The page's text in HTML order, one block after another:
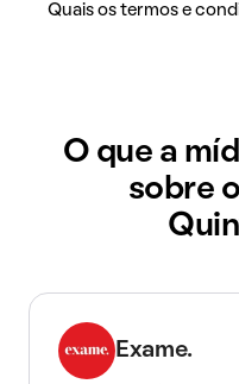
Quais os termos e
O que a
sobre
Exame.